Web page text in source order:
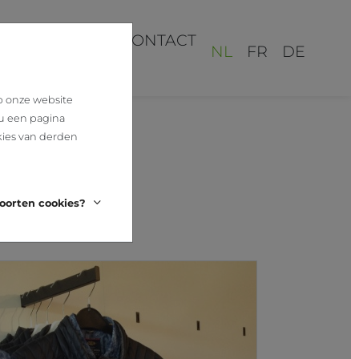
CONTACT
NL FR DE
onze website
een pagina
van derden
cookies?